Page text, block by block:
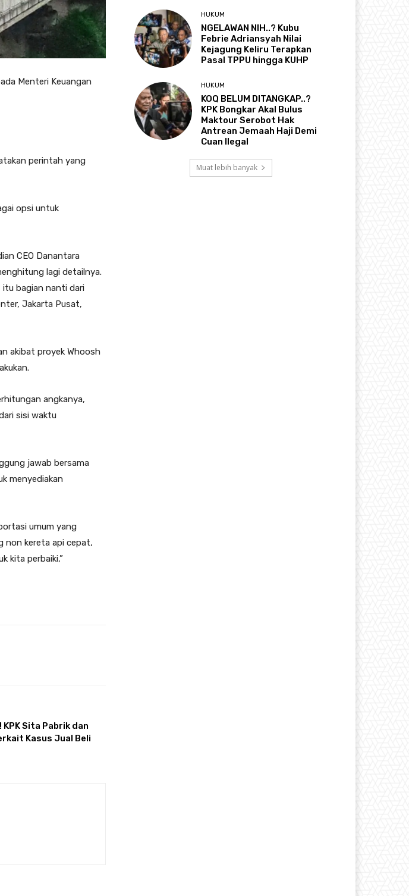
Menteri Keuangan
perintah yang
opsi untuk
CEO Danantara
lagi detailnya.
itu bagian nanti dari
Jakarta Pusat,
akibat proyek Whoosh
angkanya,
sisi waktu
jawab bersama
menyediakan
umum yang
non kereta api cepat,
kita perbaiki,”
KPK Sita Pabrik dan
Kasus Jual Beli
HUKUM
NGELAWAN NIH..? Kubu
Febrie Adriansyah Nilai
Kejagung Keliru Terapkan
Pasal TPPU hingga KUHP
HUKUM
KOQ BELUM DITANGKAP..?
KPK Bongkar Akal Bulus
Maktour Serobot Hak
Antrean Jemaah Haji Demi
Cuan Ilegal
Muat lebih banyak